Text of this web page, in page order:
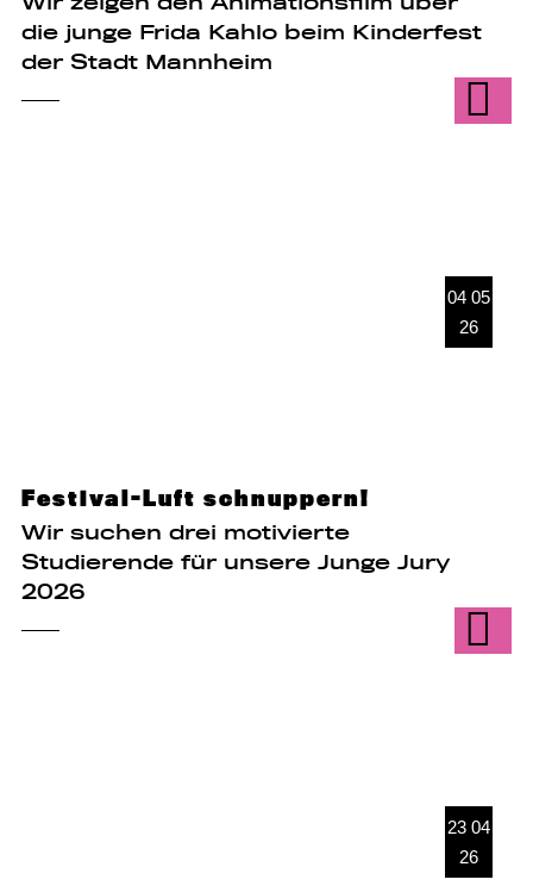
die junge Frida Kahlo beim Kinderfest
der Stadt Mannheim
Festival-Luft schnuppern!
Wir suchen drei motivierte
Studierende für unsere Junge Jury
2026
04 05
26
23 04
26